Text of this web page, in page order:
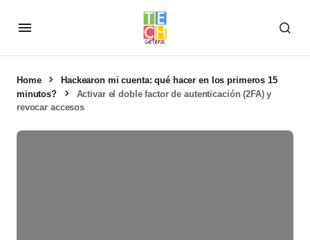
Home
Hackearon mi cuenta: qué hacer en los primeros 15
minutos?
Activar el doble factor de autenticación (2FA) y
revocar accesos